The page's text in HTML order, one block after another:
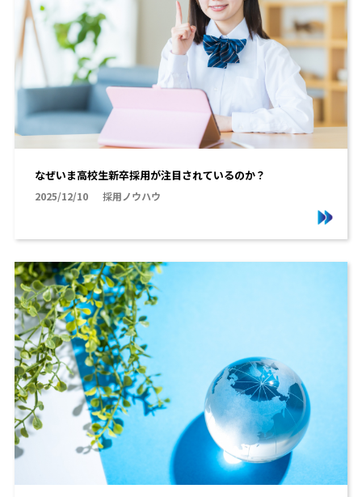
なぜいま高校生新卒採用が注目されているのか？
2025/12/10 採用ノウハウ